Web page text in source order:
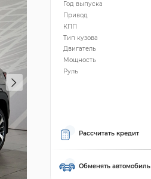
Год выпуска
Привод
КПП
Тип кузова
Двигатель
Мощность
Руль
Рассчитать кредит
Обменять автомобиль